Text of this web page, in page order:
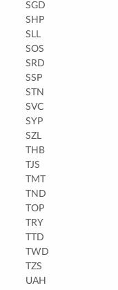
SGD
SHP
SLL
SOS
SRD
SSP
STN
SVC
SYP
SZL
THB
TJS
TMT
TND
TOP
TRY
TTD
TWD
TZS
UAH